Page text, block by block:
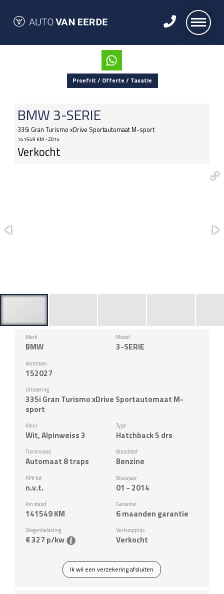
Proefrit / Offerte / Taxatie
BMW3-SERIE
335i Gran Turismo xDrive Sportautomaat M-sport
141549 KM - 2014
Verkocht
Merk
BMW
Model
3-SERIE
Kenteken
152027
Uitvoering
335i Gran Turismo xDrive Sportautomaat M-
sport
Kleur
Wit, Alpinweiss 3
Type
Hatchback 5 drs
Transmissie
Automaat 8 traps
Brandstof
Benzine
APK tot
n.v.t.
Bouwjaar
01 - 2014
Km stand
141549KM
Garantie
6 maanden garantie
Wegenbelasting
€ 327 p/kw
Verkoopprijs
Verkocht
Ik wil een verzekering afsluiten